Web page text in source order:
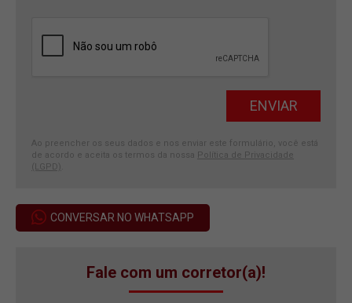
Ao preencher os seus dados e nos enviar este formulário, você está
de acordo e aceita os termos da nossa Política de Privacidade
(LGPD)
CONVERSAR NO WHATSAPP
Fale com um corretor(a)!